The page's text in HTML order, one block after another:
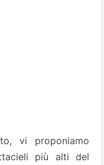
vi proponiamo
più alti del